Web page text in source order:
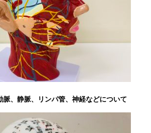
脈、静脈、リンパ管、神経などについて